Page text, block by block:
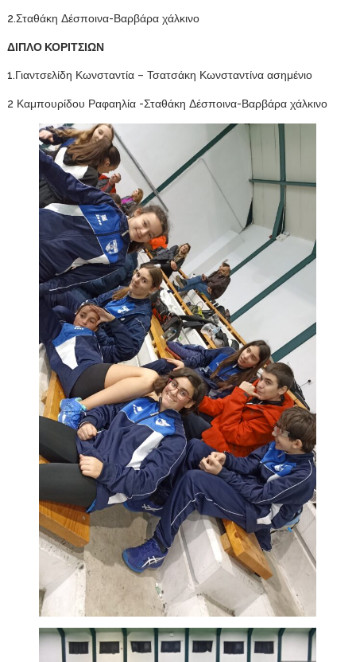
2.Σταθάκη Δέσποινα-Βαρβάρα χάλκινο
ΔΙΠΛΟ ΚΟΡΙΤΣΙΩΝ
1.Γιαντσελίδη Κωνσταντία – Τσατσάκη Κωνσταντίνα ασημένιο
2 Καμπουρίδου Ραφαηλία -Σταθάκη Δέσποινα-Βαρβάρα χάλκινο